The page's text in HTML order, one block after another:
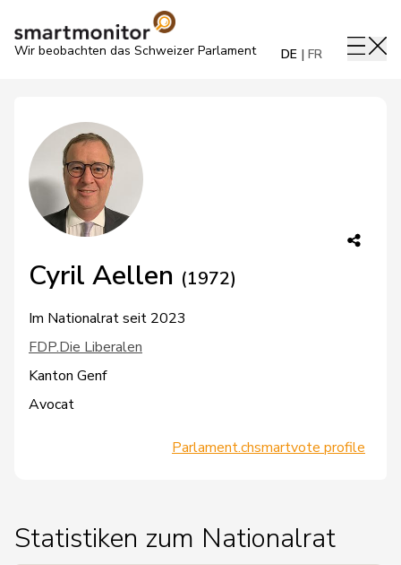
Wir beobachten das Schweizer Parlament DE FR
Cyril Aellen (1972)
Im Nationalrat seit 2023
FDP.Die Liberalen
Kanton Genf
Avocat
Parlament.chsmartvote profile
Statistiken zum Nationalrat